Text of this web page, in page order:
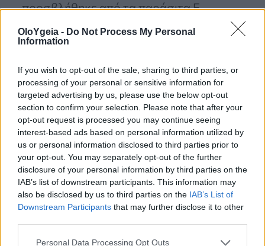
OloYgeia - Do Not Process My Personal
Information
If you wish to opt-out of the sale, sharing to third parties, or
processing of your personal or sensitive information for
targeted advertising by us, please use the below opt-out
section to confirm your selection. Please note that after your
opt-out request is processed you may continue seeing
interest-based ads based on personal information utilized by
us or personal information disclosed to third parties prior to
your opt-out. You may separately opt-out of the further
disclosure of your personal information by third parties on the
IAB’s list of downstream participants. This information may
also be disclosed by us to third parties on the IAB’s List of
Downstream Participants that may further disclose it to other
Personal Data Processing Opt Outs
προσβλήθηκε από τα παράσιτα E.
histolytica και giardia.
συμπτώματα της πολλαπλής
σκλήρυνσης του Hovde
βελτιώθηκαν δραματικά.
Η έρευνα υποδηλώνει ότι
ορισμένα παράσιτα μπορούν να
ρυθμίσουν το ανοσοποιητικό
σύστημα και να ανακουφίσουν τα
συμπτώματα της πολλαπλής
σκλήρυνσης.